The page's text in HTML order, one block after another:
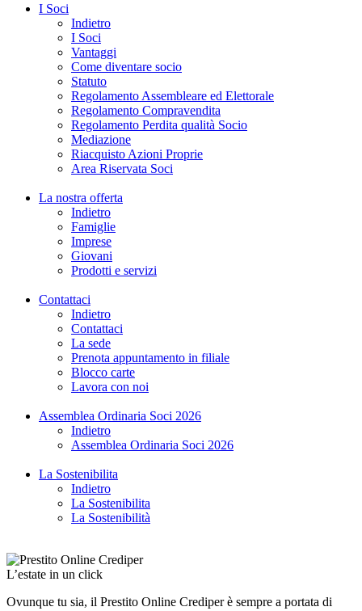
I Soci
Indietro
I Soci
Vantaggi
Come diventare socio
Statuto
Regolamento Assembleare ed Elettorale
Regolamento Compravendita
Regolamento Perdita qualità Socio
Mediazione
Riacquisto Azioni Proprie
Area Riservata Soci
La nostra offerta
Indietro
Famiglie
Imprese
Giovani
Prodotti e servizi
Contattaci
Indietro
Contattaci
La sede
Prenota appuntamento in filiale
Blocco carte
Lavora con noi
Assemblea Ordinaria Soci 2026
Indietro
Assemblea Ordinaria Soci 2026
La Sostenibilita
Indietro
La Sostenibilita
La Sostenibilità
L’estate in un click
Ovunque tu sia, il Prestito Online Crediper è sempre a portata di